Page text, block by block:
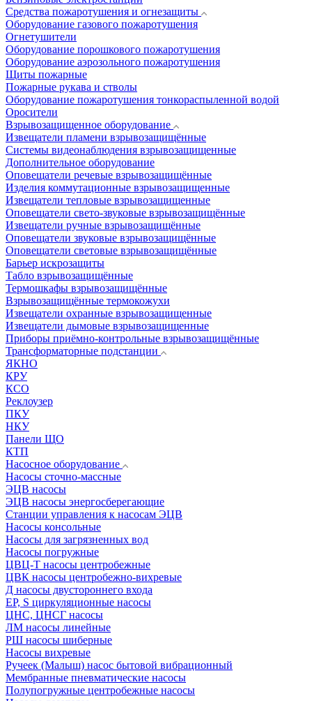
Средства пожаротушения и огнезащиты
Оборудование газового пожаротушения
Огнетушители
Оборудование порошкового пожаротушения
Оборудование аэрозольного пожаротушения
Щиты пожарные
Пожарные рукава и стволы
Оборудование пожаротушения тонкораспыленной водой
Оросители
Взрывозащищенное оборудование
Извещатели пламени взрывозащищённые
Системы видеонаблюдения взрывозащищенные
Дополнительное оборудование
Оповещатели речевые взрывозащищённые
Изделия коммутационные взрывозащищенные
Извещатели тепловые взрывозащищенные
Оповещатели свето-звуковые взрывозащищённые
Извещатели ручные взрывозащищённые
Оповещатели звуковые взрывозащищённые
Оповещатели световые взрывозащищённые
Барьер искрозащиты
Табло взрывозащищённые
Термошкафы взрывозащищённые
Взрывозащищённые термокожухи
Извещатели охранные взрывозащищенные
Извещатели дымовые взрывозащищенные
Приборы приёмно-контрольные взрывозащищённые
Трансформаторные подстанции
ЯКНО
КРУ
КСО
Реклоузер
ПКУ
НКУ
Панели ЩО
КТП
Насосное оборудование
Насосы сточно-массные
ЭЦВ насосы
ЭЦВ насосы энергосберегающие
Станции управления к насосам ЭЦВ
Насосы консольные
Насосы для загрязненных вод
Насосы погружные
ЦВЦ-Т насосы центробежные
ЦВК насосы центробежно-вихревые
Д насосы двустороннего входа
EP, S циркуляционные насосы
ЦНС, ЦНСГ насосы
ЛМ насосы линейные
РШ насосы шиберные
Насосы вихревые
Ручеек (Малыш) насос бытовой вибрационный
Мембранные пневматические насосы
Полупогружные центробежные насосы